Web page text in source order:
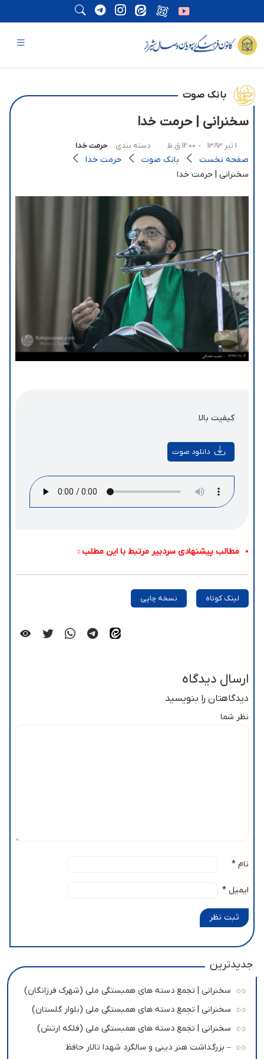
بانک صوت
سخنرانی | حرمت خدا
1 تیر 1383 - 12:00 ق.ظ دسته بندی: حرمت خدا
صفحه نخست بانک صوت
حرمت خدا
سخنرانی | حرمت خدا
کیفیت بالا
دانلود صوت
مطالب پیشنهادی سردبیر مرتبط با این مطلب :
لینک کوتاه نسخه چاپی
ارسال دیدگاه
دیدگاهتان را بنویسید
نظر شما
نام *
ایمیل *
ثبت نظر
جدیدترین
سخنرانی | تجمع دسته های همبستگی ملی (شهرک فرزانگان)
سخنرانی | تجمع دسته های همبستگی ملی (بلوار گلستان)
سخنرانی | تجمع دسته های همبستگی ملی (فلکه ارتش)
– بزرگداشت هنر دینی و سالگرد شهدا تالار حافظ